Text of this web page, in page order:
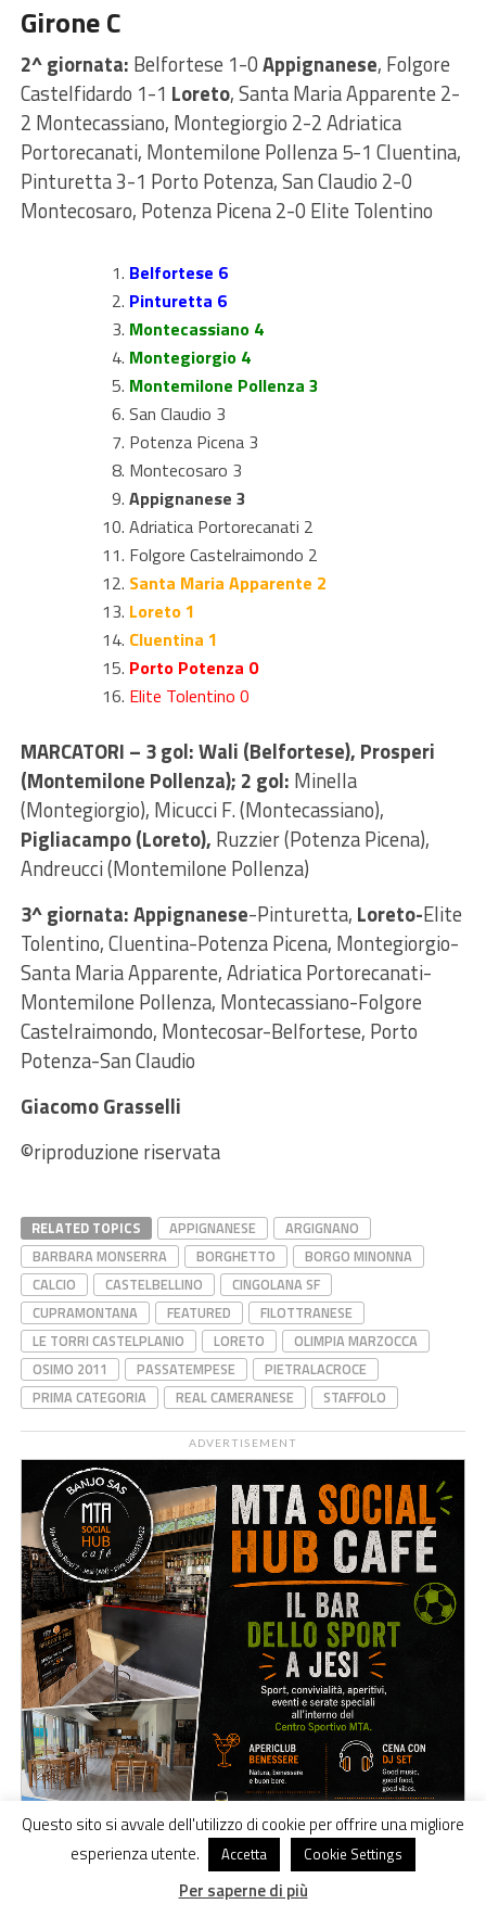
Girone C
2^ giornata: Belfortese 1-0Appignanese, Folgore
Castelfidardo 1-1 Loreto, Santa Maria Apparente 2-
2 Montecassiano, Montegiorgio 2-2 Adriatica
Portorecanati, Montemilone Pollenza 5-1 Cluentina,
Pinturetta 3-1 Porto Potenza, San Claudio 2-0
Montecosaro, Potenza Picena 2-0 Elite Tolentino
Belfortese 6
Pinturetta 6
Montecassiano 4
Montegiorgio 4
Montemilone Pollenza 3
San Claudio 3
Potenza Picena 3
Montecosaro 3
Appignanese 3
Adriatica Portorecanati 2
Folgore Castelraimondo 2
Santa Maria Apparente 2
Loreto 1
Cluentina 1
Porto Potenza 0
Elite Tolentino 0
MARCATORI – 3 gol: Wali (Belfortese), Prosperi
(Montemilone Pollenza); 2 gol: Minella
(Montegiorgio), Micucci F. (Montecassiano),
Pigliacampo (Loreto), Ruzzier (Potenza Picena),
Andreucci (Montemilone Pollenza)
3^ giornata: Appignanese-Pinturetta, Loreto-Elite
Tolentino, Cluentina-Potenza Picena, Montegiorgio-
Santa Maria Apparente, Adriatica Portorecanati-
Montemilone Pollenza, Montecassiano-Folgore
Castelraimondo, Montecosar-Belfortese, Porto
Potenza-San Claudio
Giacomo Grasselli
©riproduzione riservata
RELATED TOPICS APPIGNANESE
ARGIGNANO
BARBARA MONSERRA
BORGHETTO
BORGO MINONNA
CALCIO
CASTELBELLINO
CINGOLANA SF
CUPRAMONTANA
FEATURED
FILOTTRANESE
LE TORRI CASTELPLANIO
LORETO
OLIMPIA MARZOCCA
OSIMO 2011
PASSATEMPESE
PIETRALACROCE
PRIMA CATEGORIA
REAL CAMERANESE STAFFOLO
ADVERTISEMENT
Questo sito si avvale dell'utilizzo di cookie per offrire una migliore
esperienza utente.
Accetta Cookie Settings
Per saperne di più